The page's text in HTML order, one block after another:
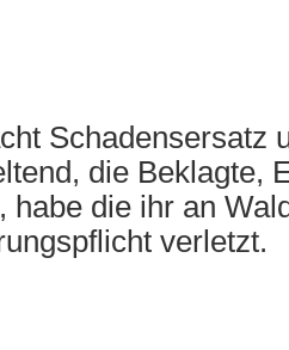
Schadensersatz
die Beklagte,
habe die ihr an
verletzt.